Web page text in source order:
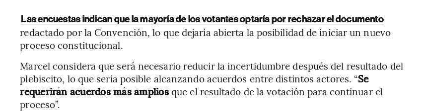
Las encuestas indican que la mayoría de los votantes optaría por rechazar el documento
redactado por la Convención, lo que dejaría abierta la posibilidad de iniciar un nuevo
proceso constitucional.
Marcel considera que será necesario reducir la incertidumbre después del resultado del
plebiscito, lo que sería posible alcanzando acuerdos entre distintos actores. “Se
requerirán acuerdos más ampliosque el resultado de la votación para continuar el
proceso”.